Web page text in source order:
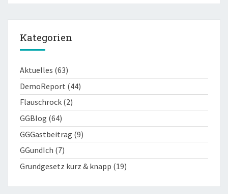
Kategorien
Aktuelles (63)
DemoReport (44)
Flauschrock (2)
GGBlog (64)
GGGastbeitrag (9)
GGundIch (7)
Grundgesetz kurz & knapp (19)